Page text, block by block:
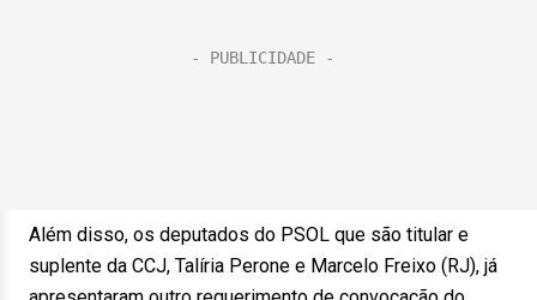
Além disso, os deputados do PSOL que são titular e
suplente da CCJ, Talíria Perone e Marcelo Freixo (RJ), já